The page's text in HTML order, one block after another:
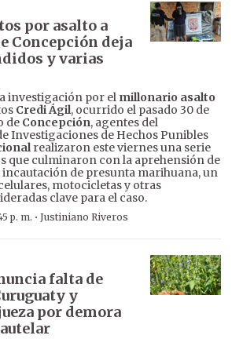
por asalto a
Concepción deja
y varias
investigación por el millonario asalto
Credi Ágil, ocurrido el pasado 30 de
de Concepción, agentes del
Investigaciones de Hechos Punibles
realizaron este viernes una serie
que culminaron con la aprehensión de
incautación de presunta marihuana, un
motocicletas y otras
clave para el caso.
p. m. · Justiniano Riveros
falta de
y
por demora